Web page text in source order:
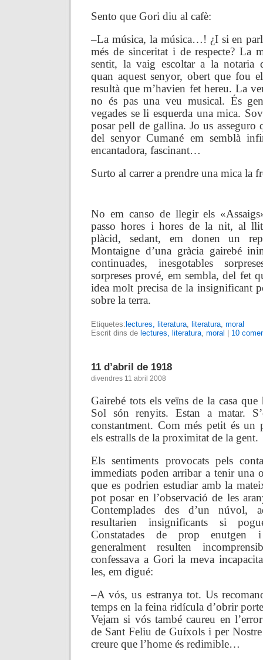
Sento que Gori diu al cafè:
–La música, la música…! ¿I si en
més de sinceritat i de respecte? La
sentit, la vaig escoltar a la notaria
quan aquest senyor, obert que fou
resultà que m’havien fet hereu. La
no és pas una veu musical. És
vegades se li esquerda una mica.
posar pell de gallina. Jo us asseguro
del senyor Cumané em semblà
encantadora, fascinant…
Surto al carrer a prendre una mica la
No em canso de llegir els
passo hores i hores de la nit, al
plàcid, sedant, em donen un
Montaigne d’una gràcia gairebé
continuades, inesgotables
sorpreses prové, em sembla, del fet
idea molt precisa de la insignificant
sobre la terra.
Etiquetes: lectures, literatura, literatura, moral
Escrit dins de lectures, literatura, moral 10
11 d’abril de 1918
divendres 11 abril 2008
Gairebé tots els veïns de la casa
Sol són renyits. Estan a matar.
constantment. Com més petit és un
els estralls de la proximitat de la gent.
Els sentiments provocats pels
immediats poden arribar a tenir una
que es podrien estudiar amb la
pot posar en l’observació de les
Contemplades des d’un núvol,
resultarien insignificants si
Constatades de prop enutgen
generalment resulten
confessava a Gori la meva
les, em digué:
–A vós, us estranya tot. Us
temps en la feina ridícula d’obrir
Vejam si vós també caureu en
de Sant Feliu de Guíxols i per
creure que l’home és redimible…